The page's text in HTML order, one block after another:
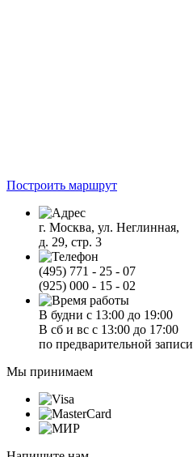
Построить маршрут
г. Москва, ул. Неглинная,
д. 29, стр. 3
(495) 771 - 25 - 07
(925) 000 - 15 - 02
В будни с 13:00 до 19:00
В сб и вс с 13:00 до 17:00
по предварительной записи
Мы принимаем